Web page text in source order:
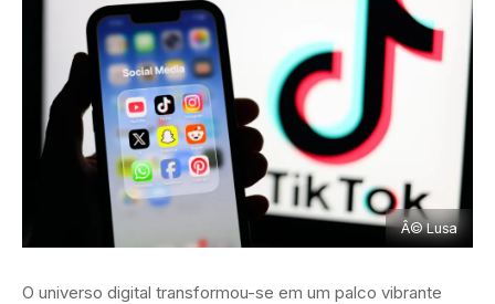
Â© Lusa
O universo digital transformou-se em um palco vibrante